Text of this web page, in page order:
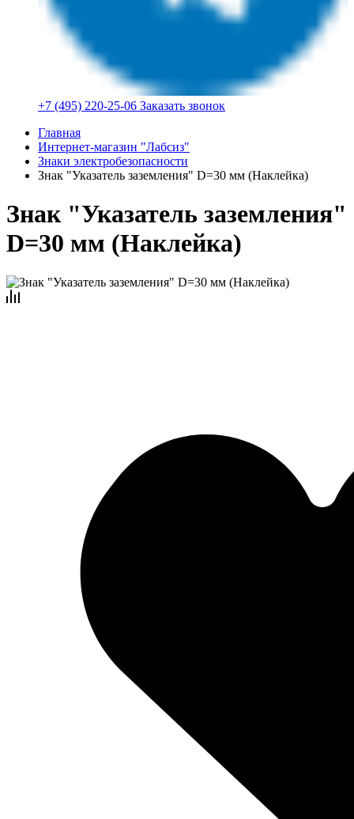
+7 (495) 220-25-06 Заказать звонок
Главная
Интернет-магазин "Лабсиз"
Знаки электробезопасности
Знак "Указатель заземления" D=30 мм (Наклейка)
Знак "Указатель заземления"
D=30 мм (Наклейка)